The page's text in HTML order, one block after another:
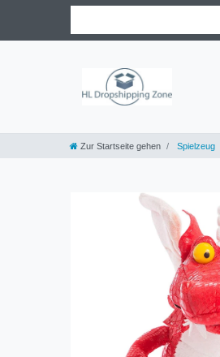
Zur Startseite gehen Spielzeug